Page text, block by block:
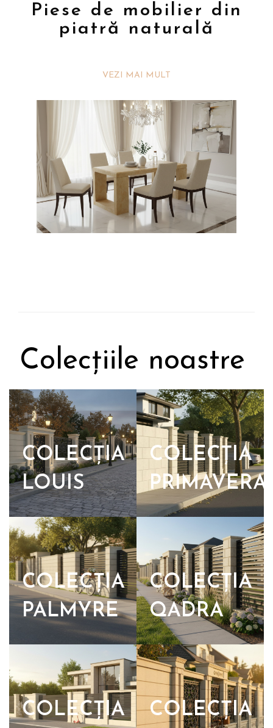
Piese de mobilier din
piatră naturală
VEZI MAI MULT
Colecțiile noastre
COLECȚIA
LOUIS
COLECȚIA
PRIMAVERA
COLECȚIA
PALMYRE
COLECȚIA
QADRA
COLECȚIA
COLECȚIA